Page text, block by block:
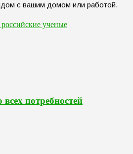
с вашим домом или работой.
ученые
потребностей